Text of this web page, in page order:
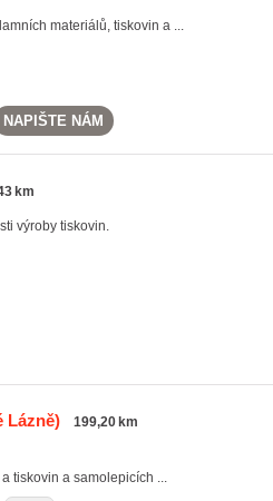
materiálů, tiskovin a ...
NAPIŠTE NÁM
km
výroby tiskovin.
Lázně) 199,20 km
tiskovin a samolepicích ...